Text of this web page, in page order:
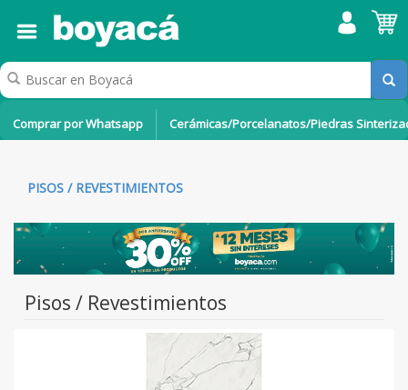
Comprar por Whatsapp Cerámicas/Porcelanatos/Piedras
PISOS / REVESTIMIENTOS
Pisos / Revestimientos